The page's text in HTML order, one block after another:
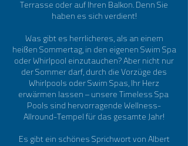
Terrasse oder auf Ihren Balkon. Denn Sie
haben es sich verdient!
Was gibt es herrlicheres, als an einem
heißen Sommertag, in den eigenen Swim Spa
oder Whirlpool einzutauchen? Aber nicht nur
der Sommer darf, durch die Vorzüge des
Whirlpools oder Swim Spas, Ihr Herz
erwärmen lassen – unsere Timeless Spa
Pools sind hervorragende Wellness-
Allround-Tempel für das gesamte Jahr!
Es gibt ein schönes Sprichwort von Albert